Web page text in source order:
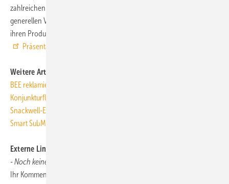
zahlreichen Differenzierungen zum Thema Smart Metering sowie zum
generellen Verhalten der Stromkunden, ihrer Kundenbindung und
ihren Produktpräferenzen ist über
Präsentation
Weitere Artikel zum Thema auf TGAonline
BEE reklamiert gegen Kohle- und Kernkraftwerke
Konjunkturflaute senkt Energieverbrauch
Snackwell-Effekt konterkariert Energiesparprogramme
Smart SubMetering: Durch Information Energie sparen
Externe Links und Links unserer Leser
- Noch keine vorhanden -
Ihr Kommentar oder Link zum Thema: